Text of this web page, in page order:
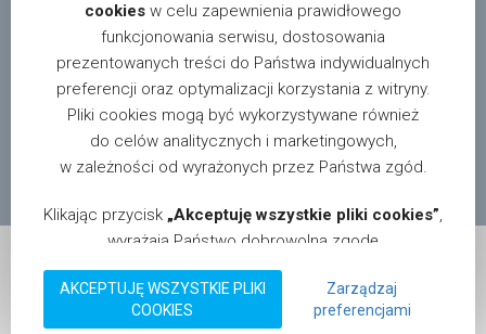
cookies w celu zapewnienia prawidłowego
funkcjonowania serwisu, dostosowania
prezentowanych treści do Państwa indywidualnych
preferencji oraz optymalizacji korzystania z witryny.
Pliki cookies mogą być wykorzystywane również
do celów analitycznych i marketingowych,
w zależności od wyrażonych przez Państwa zgód.
Klikając przycisk „Akceptuję wszystkie pliki cookies”,
wyrażają Państwo dobrowolną zgodę
na przechowywanie na Państwa urządzeniu informacji
w postaci plików cookies oraz na przetwarzanie
danych zebranych za ich pomocą, zgodnie z
AKCEPTUJĘ WSZYSTKIE PLIKI
COOKIES
Zarządzaj
preferencjami
If you want know more about our offer please send e-mail:
info@motgum.com
Dotacja na kapitał obrotowy dla MOTGUM Sp.j. Perczyński